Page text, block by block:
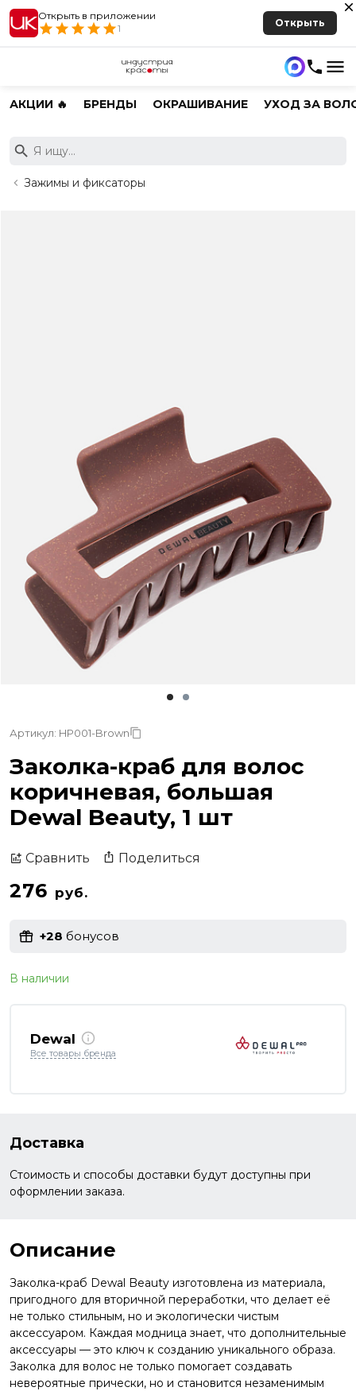
Открыть в приложении
1
Открыть
АКЦИИ 🔥 БРЕНДЫ ОКРАШИВАНИЕ УХОД ЗА
Зажимы и фиксаторы
Артикул: HP001-Brown
Заколка-краб для волос
коричневая, большая
Dewal Beauty, 1 шт
Сравнить Поделиться
276 руб.
+28 бонусов
В наличии
Dewal
Все товары бренда
Доставка
Стоимость и способы доставки будут доступны при
оформлении заказа.
Описание
Заколка-краб Dewal Beauty изготовлена из материала,
пригодного для вторичной переработки, что делает её
не только стильным, но и экологически чистым
аксессуаром. Каждая модница знает, что дополнительные
аксессуары — это ключ к созданию уникального образа.
Заколка для волос не только помогает создавать
невероятные прически, но и становится незаменимым